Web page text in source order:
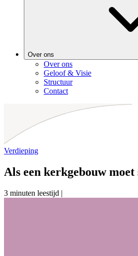
Over ons
Over ons
Geloof & Visie
Structuur
Contact
Verdieping
Als een kerkgebouw
3 minuten leestijd |